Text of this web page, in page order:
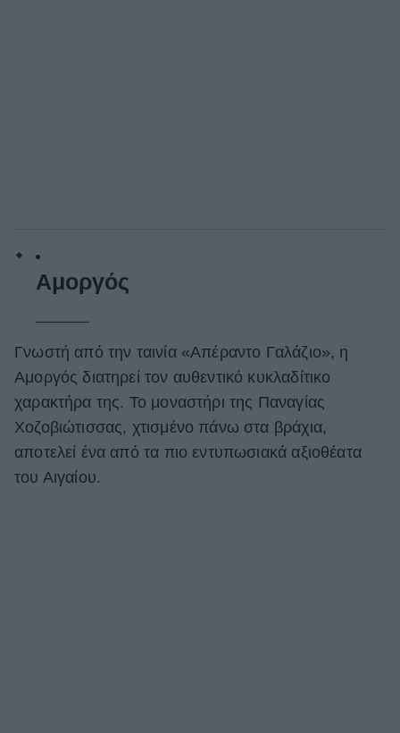
Αμοργός
Γνωστή από την ταινία «Απέραντο Γαλάζιο», η
Αμοργός διατηρεί τον αυθεντικό κυκλαδίτικο
χαρακτήρα της. Το μοναστήρι της Παναγίας
Χοζοβιώτισσας, χτισμένο πάνω στα βράχια,
αποτελεί ένα από τα πιο εντυπωσιακά αξιοθέατα
του Αιγαίου.